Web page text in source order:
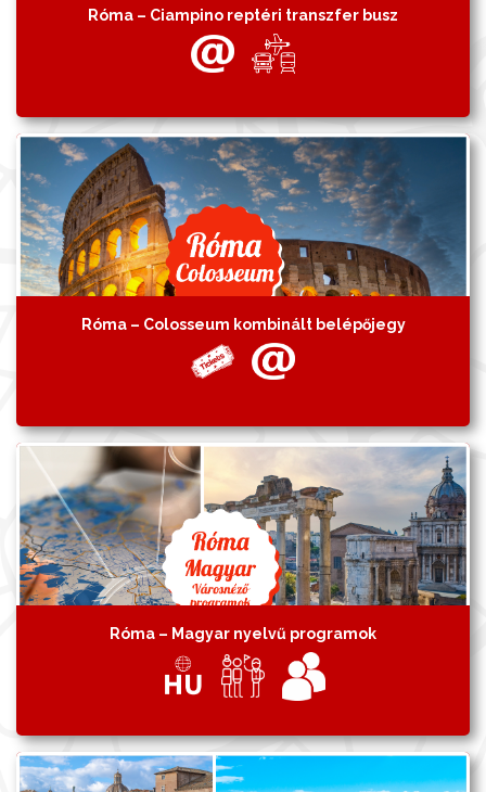
Róma – Ciampino reptéri transzfer busz
Róma – Colosseum kombinált belépőjegy
Róma – Magyar nyelvű programok